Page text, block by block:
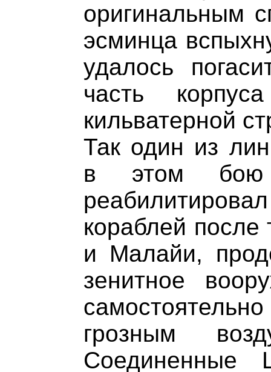
оригинальным
эсминца
удалось
часть
кильватерной
Так один из
в этом бою
кораблей
и Малайи,
зенитное
грозным
Соединенные